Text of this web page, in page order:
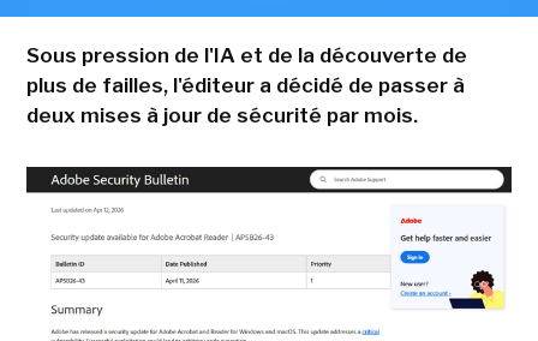
Sous pression de l'IA et de la découverte de
plus de failles, l'éditeur a décidé de passer à
deux mises à jour de sécurité par mois.